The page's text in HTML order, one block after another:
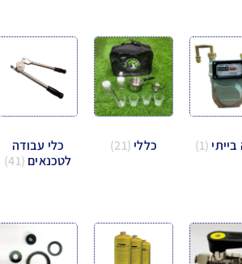
(1) כללי (21)
כלי עבודה
לטכנאים (41)